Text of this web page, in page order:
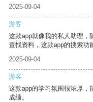
2025-09-04
游客
这款app就像我的私人助理，
查找资料，这款app的搜索功
2025-09-04
游客
这款app的学习氛围很浓厚，
成绩。